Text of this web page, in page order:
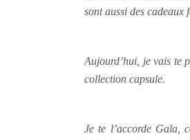
sont aussi des cadeaux
Aujourd’hui, je vais te
collection capsule.
Je te l’accorde Gala,